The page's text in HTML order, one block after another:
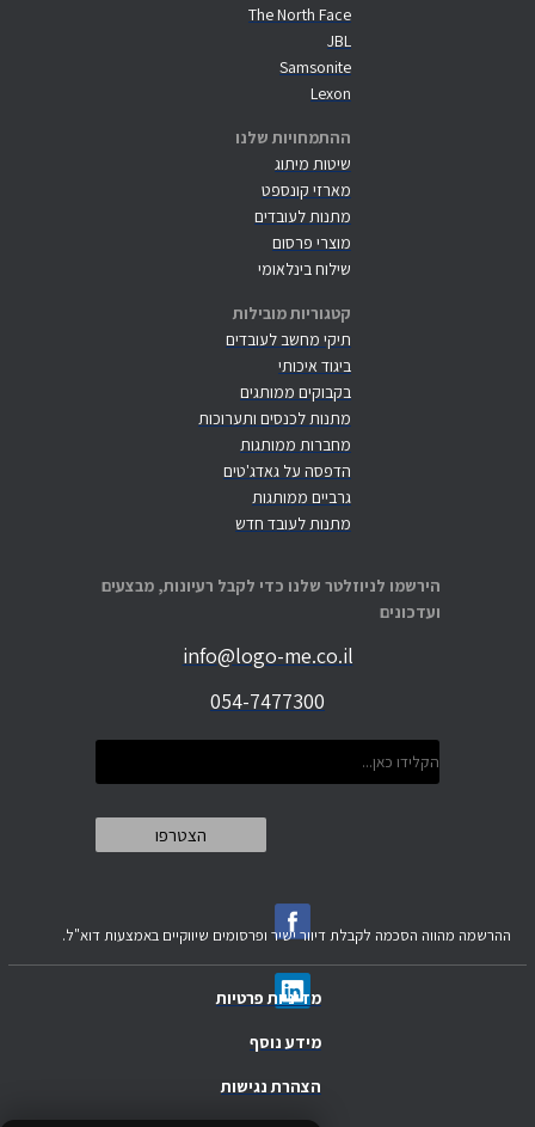
The North Face
JBL
Samsonite
Lexon
ההתמחויות שלנו
שיטות מיתוג
מארזי קונספט
מתנות לעובדים
מוצרי פרסום
שילוח בינלאומי
קטגוריות מובילות
תיקי מחשב לעובדים
ביגוד איכותי
בקבוקים ממותגים
מתנות לכנסים ותערוכות
מחברות ממותגות
הדפסה על גאדג'טים
גרביים ממותגות
מתנות לעובד חדש
הירשמו לניוזלטר שלנו כדי לקבל רעיונות, מבצעים
ועדכונים
info@logo-me.co.il
054-7477300
מדיניות פרטיות
מידע נוסף
הצהרת נגישות
ההרשמה מהווה הסכמה לקבלת דיוור ישיר ופרסומים שיווקיים באמצעות דוא"ל.